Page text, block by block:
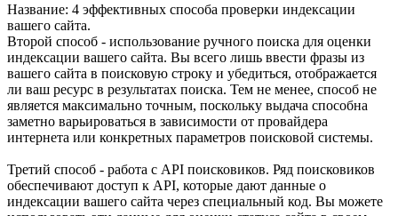
Название: 4 эффективных способа проверки индексации
вашего сайта.
Второй способ - использование ручного поиска для оценки
индексации вашего сайта. Вы всего лишь ввести фразы из
вашего сайта в поисковую строку и убедиться, отображается
ли ваш ресурс в результатах поиска. Тем не менее, способ не
является максимально точным, поскольку выдача способна
заметно варьироваться в зависимости от провайдера
интернета или конкретных параметров поисковой системы.
Третий способ - работа с API поисковиков. Ряд поисковиков
обеспечивают доступ к API, которые дают данные о
индексации вашего сайта через специальный код. Вы можете